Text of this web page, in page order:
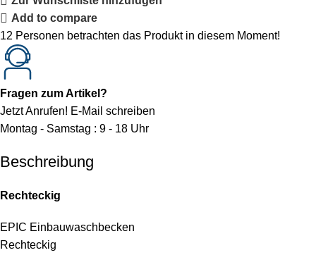
Add to compare
12 Personen betrachten das Produkt in diesem Moment!
Fragen zum Artikel?
Jetzt Anrufen! E-Mail schreiben
Montag - Samstag : 9 - 18 Uhr
Beschreibung
Rechteckig
EPIC Einbauwaschbecken
Rechteckig